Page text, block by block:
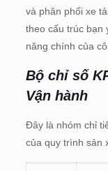
và phân phối xe
theo cấu trúc bạn
năng chính của
Bộ chỉ số
Vận hành
Đây là nhóm chỉ
của quy trình sản